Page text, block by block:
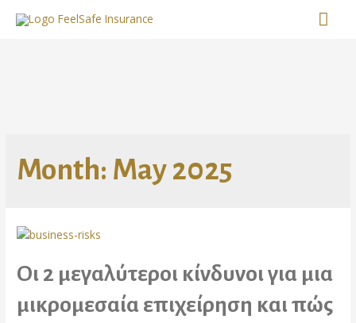
Month: May 2025
Οι 2 μεγαλύτεροι κίνδυνοι για μια
μικρομεσαία επιχείρηση και πώς